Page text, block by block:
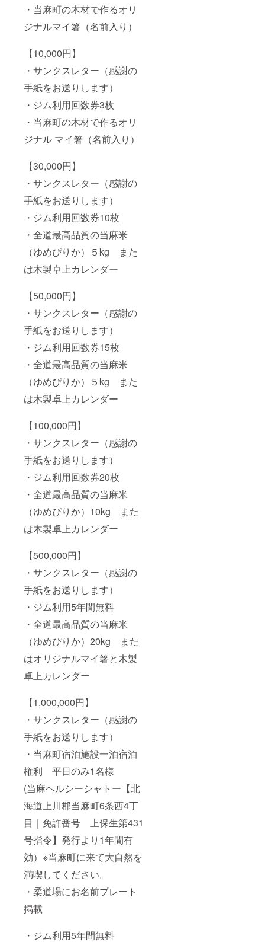
・当麻町の木材で作るオリ
ジナルマイ箸（名前入り）
【10,000円】
・サンクスレター（感謝の
手紙をお送りします）
・ジム利用回数券3枚
・当麻町の木材で作るオリ
ジナル マイ箸（名前入り）
【30,000円】
・サンクスレター（感謝の
手紙をお送りします）
・ジム利用回数券10枚
・全道最高品質の当麻米
（ゆめぴりか）５kg また
は木製卓上カレンダー
【50,000円】
・サンクスレター（感謝の
手紙をお送りします）
・ジム利用回数券15枚
・全道最高品質の当麻米
（ゆめぴりか）５kg また
は木製卓上カレンダー
【100,000円】
・サンクスレター（感謝の
手紙をお送りします）
・ジム利用回数券20枚
・全道最高品質の当麻米
（ゆめぴりか）10kg また
は木製卓上カレンダー
【500,000円】
・サンクスレター（感謝の
手紙をお送りします）
・ジム利用5年間無料
・全道最高品質の当麻米
（ゆめぴりか）20kg また
はオリジナルマイ箸と木製
卓上カレンダー
【1,000,000円】
・サンクスレター（感謝の
手紙をお送りします）
・当麻町宿泊施設一泊宿泊
権利 平日のみ1名様
(当麻ヘルシーシャトー【北
海道上川郡当麻町6条西4丁
目｜免許番号 上保生第431
号指令】発行より1年間有
効）※当麻町に来て大自然を
満喫してください。
・柔道場にお名前プレート
掲載
・ジム利用5年間無料